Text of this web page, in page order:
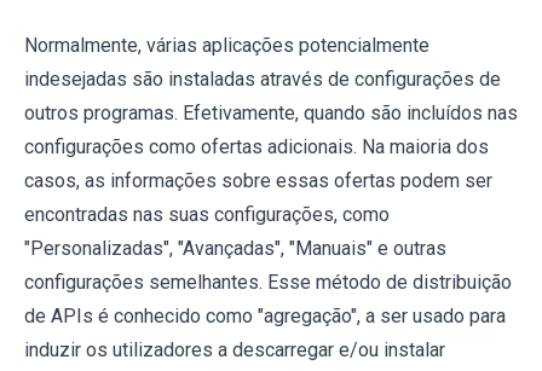
Normalmente, várias aplicações potencialmente
indesejadas são instaladas através de configurações de
outros programas. Efetivamente, quando são incluídos nas
configurações como ofertas adicionais. Na maioria dos
casos, as informações sobre essas ofertas podem ser
encontradas nas suas configurações, como
"Personalizadas", "Avançadas", "Manuais" e outras
configurações semelhantes. Esse método de distribuição
de APIs é conhecido como "agregação", a ser usado para
induzir os utilizadores a descarregar e/ou instalar